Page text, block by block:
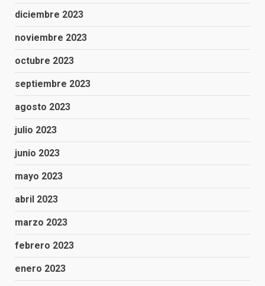
diciembre 2023
noviembre 2023
octubre 2023
septiembre 2023
agosto 2023
julio 2023
junio 2023
mayo 2023
abril 2023
marzo 2023
febrero 2023
enero 2023